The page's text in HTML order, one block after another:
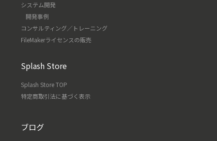
システム開発
開発事例
コンサルティング／トレーニング
FileMakerライセンスの販売
Splash Store
Splash Store TOP
特定商取引法に基づく表示
ブログ